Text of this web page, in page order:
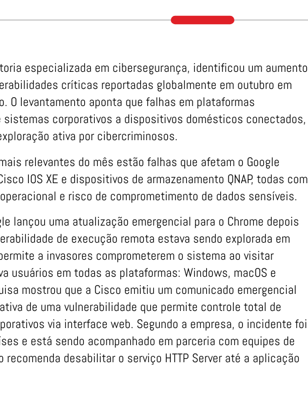
especializada em cibersegurança, identificou um aumento
críticas reportadas globalmente em outubro em
O levantamento aponta que falhas em plataformas
corporativos a dispositivos domésticos conectados,
ativa por cibercriminosos.
relevantes do mês estão falhas que afetam o Google
IOS XE e dispositivos de armazenamento QNAP, todas com
e risco de comprometimento de dados sensíveis.
lançou uma atualização emergencial para o Chrome depois
de execução remota estava sendo explorada em
a invasores comprometerem o sistema ao visitar
usuários em todas as plataformas: Windows, macOS e
mostrou que a Cisco emitiu um comunicado emergencial
de uma vulnerabilidade que permite controle total de
via interface web. Segundo a empresa, o incidente foi
e está sendo acompanhado em parceria com equipes de
desabilitar o serviço HTTP Server até a aplicação